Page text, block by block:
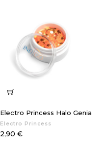
Electro Princess Halo Genia
Electro Princess
Preço
2,90 €